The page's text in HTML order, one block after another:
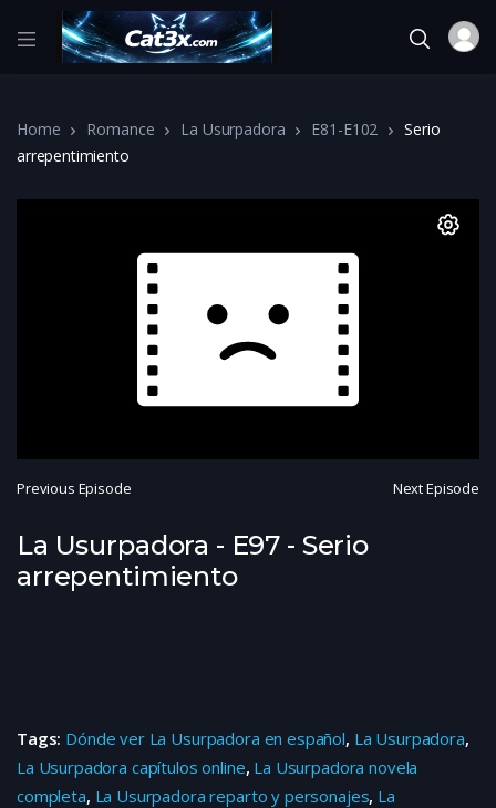
Home Romance La Usurpadora E81-E102
Serio
arrepentimiento
Previous Episode Next Episode
La Usurpadora - E97 - Serio
arrepentimiento
Tags: Dónde ver La Usurpadora en español, La Usurpadora,
La Usurpadora capítulos online, La Usurpadora novela
completa, La Usurpadora reparto y personajes, La